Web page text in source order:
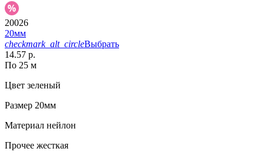
20026
20мм
checkmark_alt_circleВыбрать
14.57 р.
По 25 м
Цвет зеленый
Размер 20мм
Материал нейлон
Прочее жесткая